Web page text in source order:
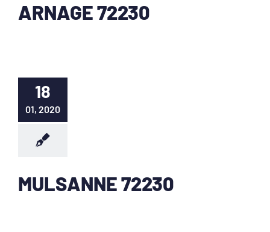
ARNAGE 72230
18
01, 2020
MULSANNE 72230